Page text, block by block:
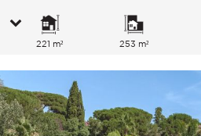
221 m² 253 m²